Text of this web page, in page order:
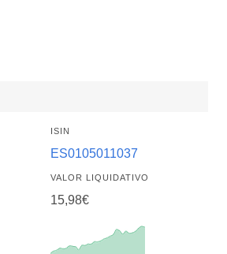
ISIN
ES0105011037
VALOR LIQUIDATIVO
15,98€